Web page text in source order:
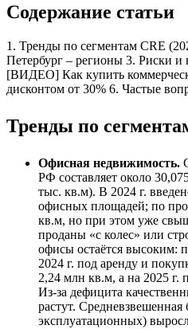
Содержание статьи
1. Тренды по сегментам CRE
Петербург – регионы 3. Риски и
[ВИДЕО] Как купить
дисконтом от 30% 6. Частые
Тренды по
Офисная недвижимость.
РФ составляет около
тыс. кв.м). В 2024 г.
офисных площадей; по
кв.м, но при этом уже
проданы «с колес» или
офисы остаётся высоким:
2024 г. под аренду и
2,24 млн кв.м, а на 2025 г.
Из-за дефицита
растут.
эксплуатационных)